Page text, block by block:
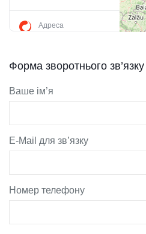
Адреса
м. Луцьк, вул.
Адреса
Форма зворотнього зв’язку
Ваше ім’я
E-Mail для зв’язку
Номер телефону